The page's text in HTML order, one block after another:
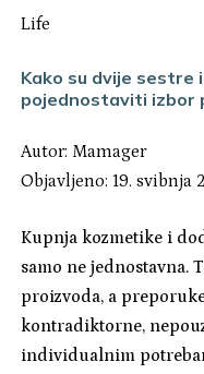
Life
Kako su dvije sestre
pojednostaviti izbor
Autor: Mamager
Objavljeno: 19. svibnja
Kupnja kozmetike i
samo ne jednostavna.
proizvoda, a
kontradiktorne,
individualnim